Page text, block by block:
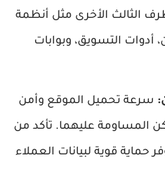
الثالث الأخرى مثل أنظمة
أدوات التسويق، وبوابات
سرعة تحميل الموقع وأمن
المساومة عليهما. تأكد من
حماية قوية لبيانات العملاء